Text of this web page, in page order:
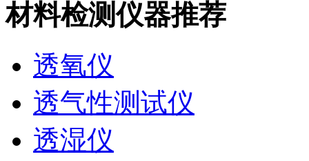
材料检测仪器推荐
透氧仪
透气性测试仪
透湿仪